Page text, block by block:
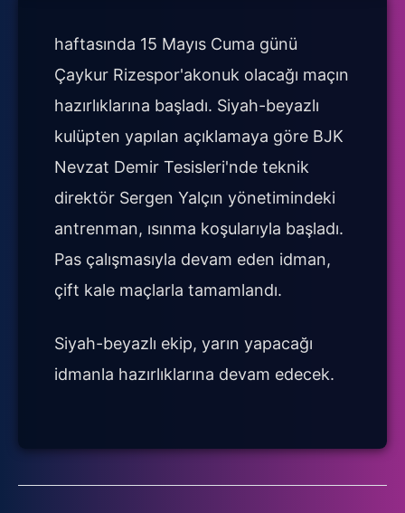
haftasında 15 Mayıs Cuma günü
Çaykur Rizespor'akonuk olacağı maçın
hazırlıklarına başladı. Siyah-beyazlı
kulüpten yapılan açıklamaya göre BJK
Nevzat Demir Tesisleri'nde teknik
direktör Sergen Yalçın yönetimindeki
antrenman, ısınma koşularıyla başladı.
Pas çalışmasıyla devam eden idman,
çift kale maçlarla tamamlandı.
Siyah-beyazlı ekip, yarın yapacağı
idmanla hazırlıklarına devam edecek.